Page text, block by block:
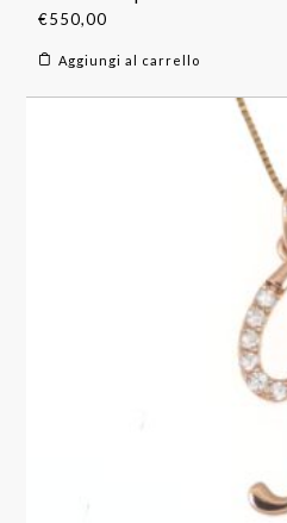
€550,00
Aggiungi al carrello